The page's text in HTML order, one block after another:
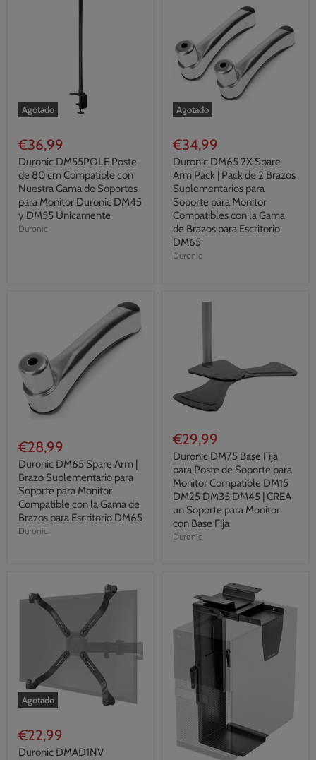
Agotado
€36,99
Duronic DM55POLE Poste
de 80 cm Compatible con
Nuestra Gama de Soportes
para Monitor Duronic DM45
y DM55 Únicamente
Duronic
Agotado
€34,99
Duronic DM65 2X Spare
Arm Pack | Pack de 2 Brazos
Suplementarios para
Soporte para Monitor
Compatibles con la Gama
de Brazos para Escritorio
DM65
Duronic
€28,99
Duronic DM65 Spare Arm |
Brazo Suplementario para
Soporte para Monitor
Compatible con la Gama de
Brazos para Escritorio DM65
Duronic
€29,99
Duronic DM75 Base Fija
para Poste de Soporte para
Monitor Compatible DM15
DM25 DM35 DM45 | CREA
un Soporte para Monitor
con Base Fija
Duronic
Agotado
€22,99
Duronic DMAD1NV